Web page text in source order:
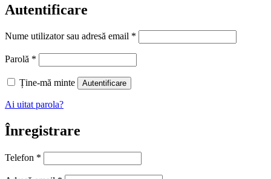
Autentificare
Nume utilizator sau adresă email *
Parolă *
Ține-mă minte Autentificare
Ai uitat parola?
Înregistrare
Telefon *